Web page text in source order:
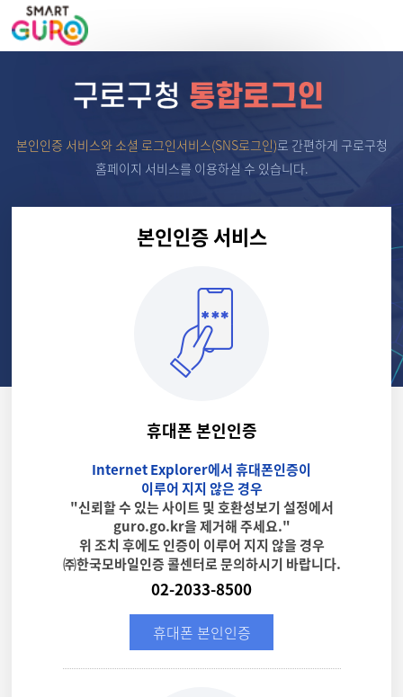
본인인증 서비스와 소셜 로그인서비스(SNS로그인)로 간편하게 구로구청
홈페이지 서비스를 이용하실 수 있습니다.
본인인증 서비스
휴대폰 본인인증
Internet Explorer에서 휴대폰인증이
이루어 지지 않은 경우
"신뢰할 수 있는 사이트 및 호환성보기 설정에서
guro.go.kr을 제거해 주세요."
위 조치 후에도 인증이 이루어 지지 않을 경우
㈜한국모바일인증 콜센터로 문의하시기 바랍니다.
02-2033-8500
휴대폰 본인인증